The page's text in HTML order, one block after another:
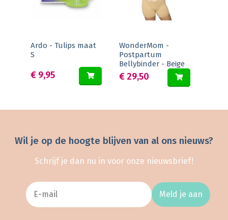
Ardo - Tulips maat
S
€ 9,95
WonderMom -
Postpartum
Bellybinder - Beige
€ 29,50
Wil je op de hoogte blijven van al ons nieuws?
Schrijf je dan nu in voor onze nieuwsbrief!
Meld je aan